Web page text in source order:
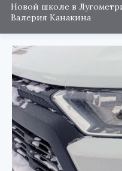
Новой школе в
Валерия Канакина